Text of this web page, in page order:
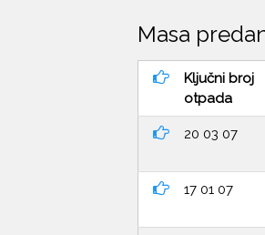
Masa
Ključni broj
otpada
20 03 07
17 01 07